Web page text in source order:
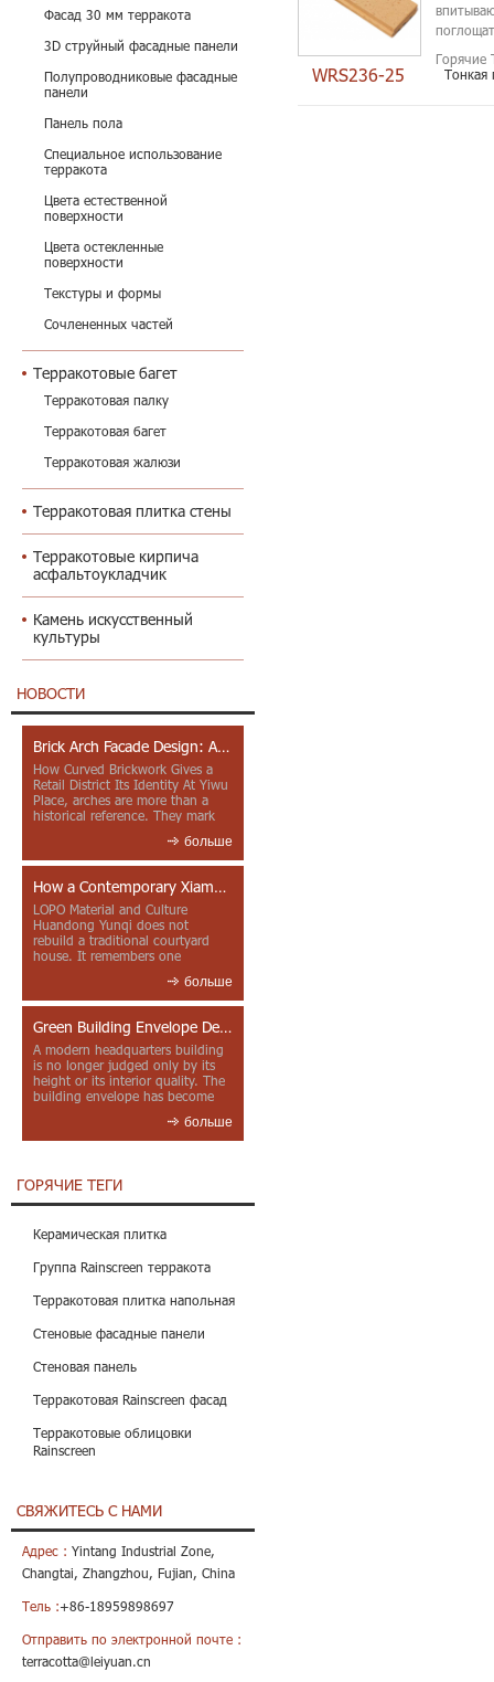
Фасад 30 мм терракота
3D струйный фасадные панели
Полупроводниковые фасадные
панели
Панель пола
Специальное использование
терракота
Цвета естественной
поверхности
Цвета остекленные
поверхности
Текстуры и формы
Сочлененных частей
Терракотовые багет
Терракотовая палку
Терракотовая багет
Терракотовая жалюзи
Терракотовая плитка стены
Терракотовые кирпича
асфальтоукладчик
Камень искусственный
культуры
НОВОСТИ
Brick Arch Facade Design: A Closer Look at Yiwu Place
How Curved Brickwork Gives a
Retail District Its Identity At Yiwu
Place, arches are more than a
historical reference. They mark
больше
How a Contemporary Xiamen Project Reframes Minnan Red Brick
LOPO Material and Culture
Huandong Yunqi does not
rebuild a traditional courtyard
house. It remembers one
больше
Green Building Envelope Design: Clay Sunscreen Fins for Modern Headquarters Architecture
A modern headquarters building
is no longer judged only by its
height or its interior quality. The
building envelope has become
больше
ГОРЯЧИЕ ТЕГИ
Керамическая плитка
Группа Rainscreen терракота
Терракотовая плитка напольная
Стеновые фасадные панели
Стеновая панель
Терракотовая Rainscreen фасад
Терракотовые облицовки
Rainscreen
СВЯЖИТЕСЬ С НАМИ
Адрес : Yintang Industrial Zone,
Changtai, Zhangzhou, Fujian, China
Тель :+86-18959898697
Отправить по электронной почте :
terracotta@leiyuan.cn
WRS236-25
Горячие
Тонкая